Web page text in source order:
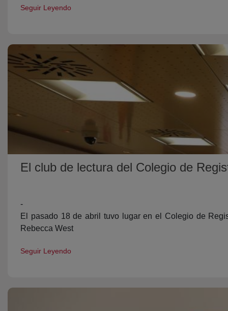
Seguir Leyendo
El club de lectura del Colegio de
-
El pasado 18 de abril tuvo lugar en el Colegio de
Rebecca West
Seguir Leyendo